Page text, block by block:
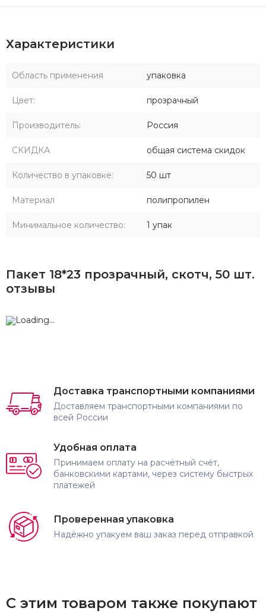
Характеристики
Область применения упаковка
Цвет: прозрачный
Производитель: Россия
СКИДКА общая система скидок
Количество в упаковке: 50 шт
Материал полипропилен
Минимальное количество: 1 упак
Пакет 18*23 прозрачный, скотч, 50 шт.
отзывы
Доставка транспортными компаниями
Доставляем транспортными компаниями по
всей России
Удобная оплата
Принимаем оплату на расчётный счёт,
банковскими картами, через систему быстрых
платежей
Проверенная упаковка
Надёжно упакуем ваш заказ перед отправкой
С этим товаром также покупают